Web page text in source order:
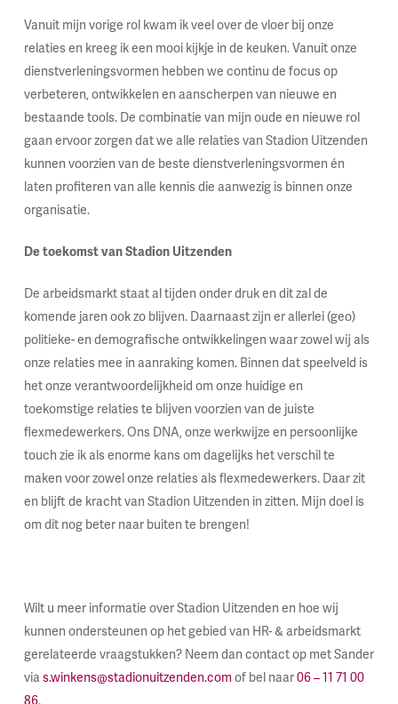
Vanuit mijn vorige rol kwam ik veel over de vloer bij onze
relaties en kreeg ik een mooi kijkje in de keuken. Vanuit onze
dienstverleningsvormen hebben we continu de focus op
verbeteren, ontwikkelen en aanscherpen van nieuwe en
bestaande tools. De combinatie van mijn oude en nieuwe rol
gaan ervoor zorgen dat we alle relaties van Stadion Uitzenden
kunnen voorzien van de beste dienstverleningsvormen én
laten profiteren van alle kennis die aanwezig is binnen onze
organisatie.
De toekomst van Stadion Uitzenden
De arbeidsmarkt staat al tijden onder druk en dit zal de
komende jaren ook zo blijven. Daarnaast zijn er allerlei (geo)
politieke- en demografische ontwikkelingen waar zowel wij als
onze relaties mee in aanraking komen. Binnen dat speelveld is
het onze verantwoordelijkheid om onze huidige en
toekomstige relaties te blijven voorzien van de juiste
flexmedewerkers. Ons DNA, onze werkwijze en persoonlijke
touch zie ik als enorme kans om dagelijks het verschil te
maken voor zowel onze relaties als flexmedewerkers. Daar zit
en blijft de kracht van Stadion Uitzenden in zitten. Mijn doel is
om dit nog beter naar buiten te brengen!
Wilt u meer informatie over Stadion Uitzenden en hoe wij
kunnen ondersteunen op het gebied van HR- & arbeidsmarkt
gerelateerde vraagstukken? Neem dan contact op met Sander
vias.winkens@stadionuitzenden.com of bel naar06 – 11 71 00
86.